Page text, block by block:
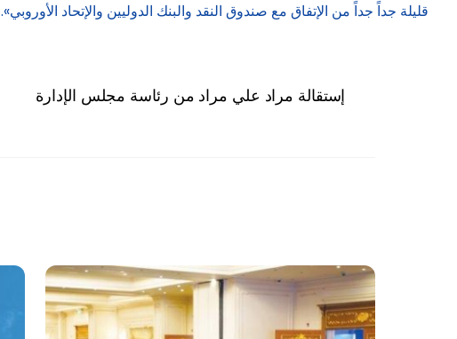
قليلة جداً جداً من الإتفاق مع صندوق النقد والبنك الدوليين والإتحاد الأوروبي».
إستقالة مراد علي مراد من رئاسة مجلس الإدارة